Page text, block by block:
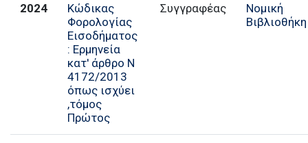
2024
Κώδικας
Φορολογίας
Εισοδήματος
: Ερμηνεία
κατ' άρθρο Ν
4172/2013
όπως ισχύει
,τόμος
Πρώτος
Συγγραφέας
Νομική
Βιβλιοθήκη